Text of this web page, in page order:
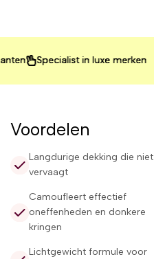
Specialist in luxe merken
Specialist in luxe merken
Specialist in luxe merken
Voordelen
Langdurige dekking die niet
vervaagt
Camoufleert effectief
oneffenheden en donkere
kringen
Lichtgewicht formule voor